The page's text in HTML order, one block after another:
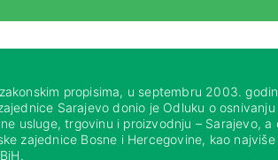
propisima, u septembru 2003.
Sarajevo donio je Odluku o
usluge, trgovinu i proizvodnju – Sarajevo,
zajednice Bosne i Hercegovine, kao